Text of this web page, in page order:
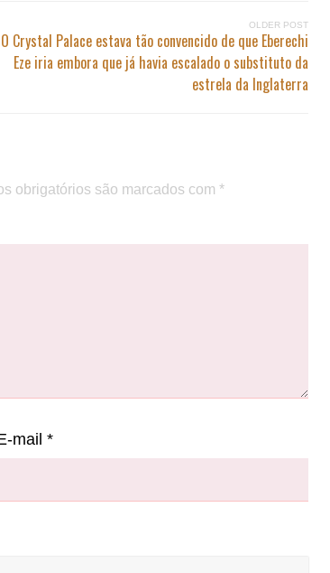
OLDER POST
O Crystal Palace estava tão convencido de que Eberechi
Eze iria embora que já havia escalado o substituto da
estrela da Inglaterra
obrigatórios são marcados com *
mail*